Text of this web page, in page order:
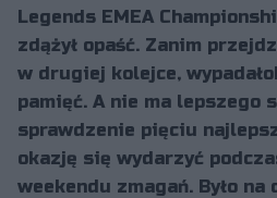
Legends EMEA
zdążył opaść. Zanim
w drugiej kolejce,
pamięć. A nie ma lepszego
sprawdzenie pięciu
okazję się wydarzyć
weekendu zmagań. Było na